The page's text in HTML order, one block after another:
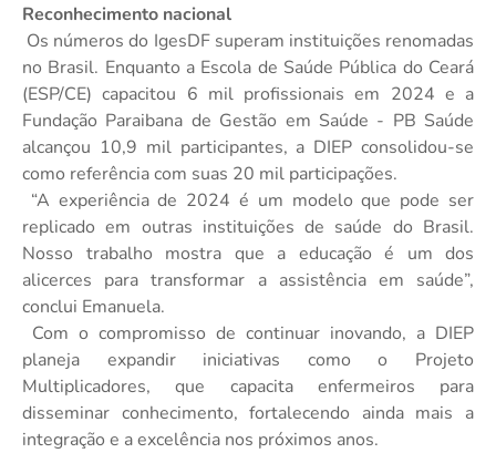
Reconhecimento nacional
Os números do IgesDF superam instituições renomadas
no Brasil. Enquanto a Escola de Saúde Pública do Ceará
(ESP/CE) capacitou 6 mil profissionais em 2024 e a
Fundação Paraibana de Gestão em Saúde - PB Saúde
alcançou 10,9 mil participantes, a DIEP consolidou-se
como referência com suas 20 mil participações.
“A experiência de 2024 é um modelo que pode ser
replicado em outras instituições de saúde do Brasil.
Nosso trabalho mostra que a educação é um dos
alicerces para transformar a assistência em saúde”,
conclui Emanuela.
Com o compromisso de continuar inovando, a DIEP
planeja expandir iniciativas como o Projeto
Multiplicadores, que capacita enfermeiros para
disseminar conhecimento, fortalecendo ainda mais a
integração e a excelência nos próximos anos.